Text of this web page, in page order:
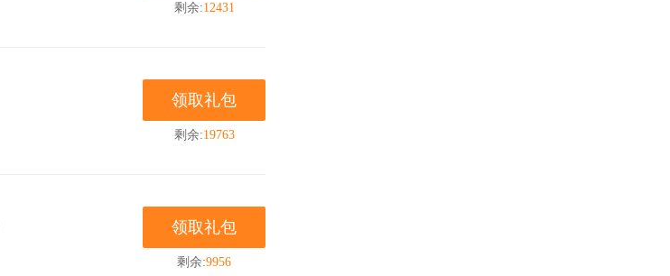
剩余:12431
领取礼包
剩余:19763
领取礼包
剩余:9956